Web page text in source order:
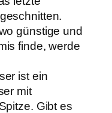
günstige und
finde, werde
ist ein
mit
Gibt es